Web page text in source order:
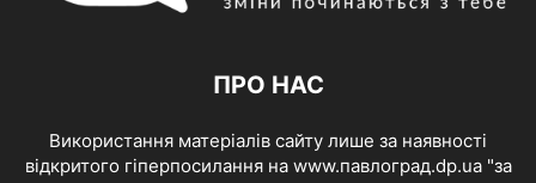
ПРО НАС
Використання матеріалів сайту лише за наявності
відкритого гіперпосилання на www.павлоград.dp.ua "за